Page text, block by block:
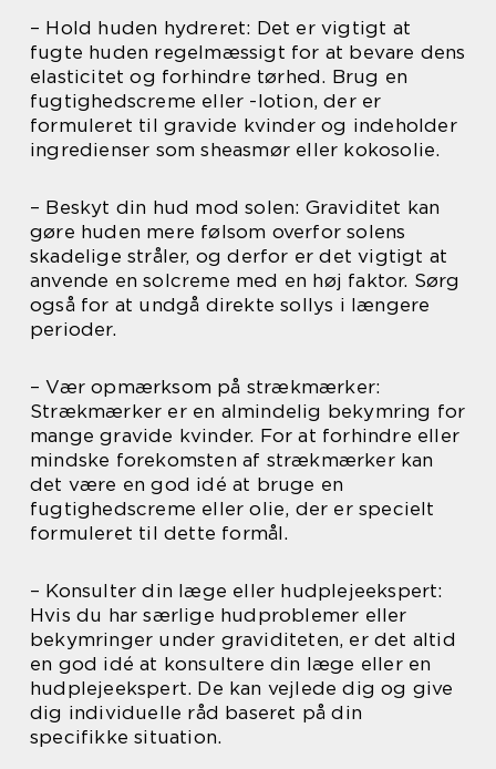
– Hold huden hydreret: Det er vigtigt at
fugte huden regelmæssigt for at bevare dens
elasticitet og forhindre tørhed. Brug en
fugtighedscreme eller -lotion, der er
formuleret til gravide kvinder og indeholder
ingredienser som sheasmør eller kokosolie.
– Beskyt din hud mod solen: Graviditet kan
gøre huden mere følsom overfor solens
skadelige stråler, og derfor er det vigtigt at
anvende en solcreme med en høj faktor. Sørg
også for at undgå direkte sollys i længere
perioder.
– Vær opmærksom på strækmærker:
Strækmærker er en almindelig bekymring for
mange gravide kvinder. For at forhindre eller
mindske forekomsten af strækmærker kan
det være en god idé at bruge en
fugtighedscreme eller olie, der er specielt
formuleret til dette formål.
– Konsulter din læge eller hudplejeekspert:
Hvis du har særlige hudproblemer eller
bekymringer under graviditeten, er det altid
en god idé at konsultere din læge eller en
hudplejeekspert. De kan vejlede dig og give
dig individuelle råd baseret på din
specifikke situation.